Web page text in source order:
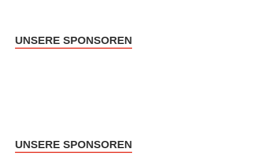
UNSERE SPONSOREN
UNSERE SPONSOREN